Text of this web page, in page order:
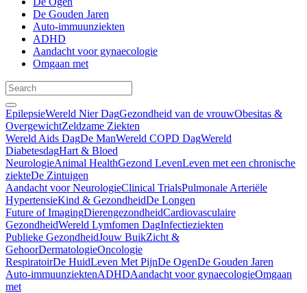
De Gouden Jaren
Auto-immuunziekten
ADHD
Aandacht voor gynaecologie
Omgaan met
EpilepsieWereld Nier DagGezondheid van de vrouwObesitas &
OvergewichtZeldzame Ziekten
Wereld Aids DagDe ManWereld COPD DagWereld
DiabetesdagHart & Bloed
NeurologieAnimal HealthGezond LevenLeven met een chronische
ziekteDe Zintuigen
Aandacht voor NeurologieClinical TrialsPulmonale Arteriële
HypertensieKind & GezondheidDe Longen
Future of ImagingDierengezondheidCardiovasculaire
GezondheidWereld Lymfomen DagInfectieziekten
Publieke GezondheidJouw BuikZicht &
GehoorDermatologieOncologie
RespiratoirDe HuidLeven Met PijnDe OgenDe Gouden Jaren
Auto-immuunziektenADHDAandacht voor gynaecologieOmgaan
met